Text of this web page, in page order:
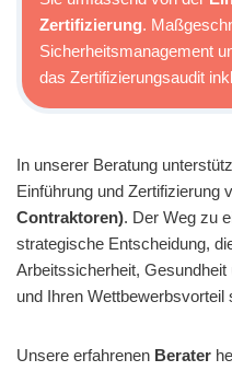
Zertifizierung.
Sicherheitsmanagement
das Zertifizierungsaudit
In unserer Beratung
Einführung und Zertifizierung
Contraktoren). Der Weg zu
strategische Entscheidung,
Arbeitssicherheit,
und Ihren Wettbewerbsvorteil
Unsere erfahrenen Berater